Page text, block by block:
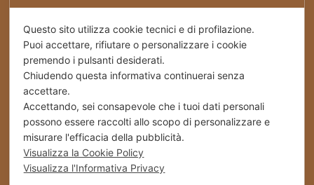
Cookies
Stabilimento – Milbrut Dolce Passione di Famiglia
c/da Cappuccini – Messer Rinaldo SS 576 Naro
(Ag) Italy
+39 0922 835464
Questo sito utilizza cookie tecnici e di profilazione.
Puoi accettare, rifiutare o personalizzare i cookie
premendo i pulsanti desiderati.
Chiudendo questa informativa continuerai senza
accettare.
Accettando, sei consapevole che i tuoi dati personali
possono essere raccolti allo scopo di personalizzare e
misurare l'efficacia della pubblicità.
Visualizza la Cookie Policy
Visualizza l'Informativa Privacy